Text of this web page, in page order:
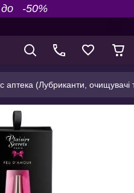
-50%
аптека (Лубриканти, очищувачі